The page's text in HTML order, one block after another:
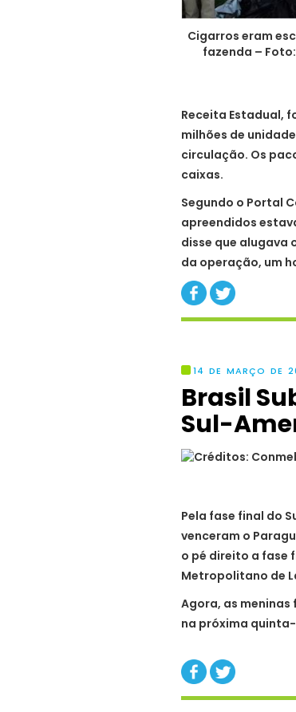
Cigarros eram
fazenda –
Receita Estadual,
milhões de
circulação. Os
caixas.
Segundo o Portal
apreendidos
disse que alugava
da operação, um
14 DE MARÇO DE
Brasil
Sul-
Pela fase final do
venceram o
o pé direito a fase
Metropolitano de
Agora, as
na próxima